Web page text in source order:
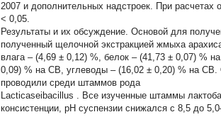
2007 и дополнительных надстроек. При
< 0,05.
Результаты и их обсуждение. Основой для
полученный щелочной экстракцией жмыха
влага – (4,69 ± 0,12) %, белок – (41,73 ± 0,07) %
0,09) % на СВ, углеводы – (16,02 ± 0,20) % на СВ.
проводили среди штаммов рода
Lacticaseibacillus . Все изученные штаммы
консистенции, рН суспензии снижался с 8,5 до